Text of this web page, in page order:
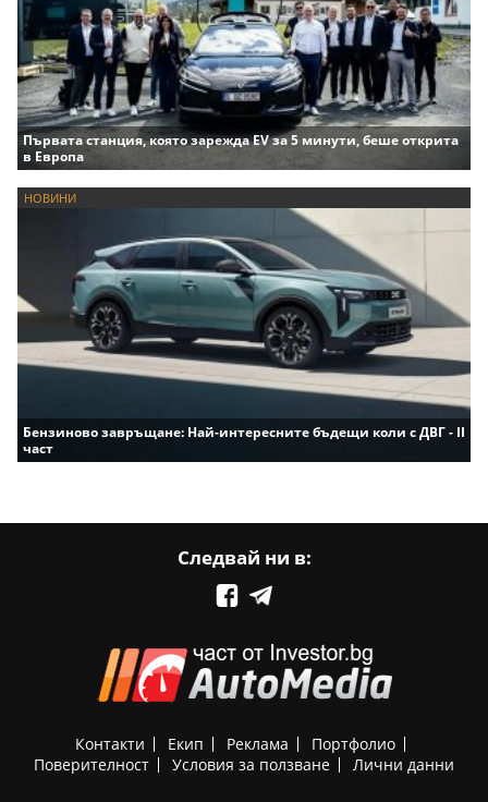
Първата станция, която зарежда EV за 5 минути, беше открита
в Европа
НОВИНИ
Бензиново завръщане: Най-интересните бъдещи коли с ДВГ - II
част
Следвай ни в:
Контакти Екип Реклама
Портфолио
Поверителност
Условия за ползване Лични данни